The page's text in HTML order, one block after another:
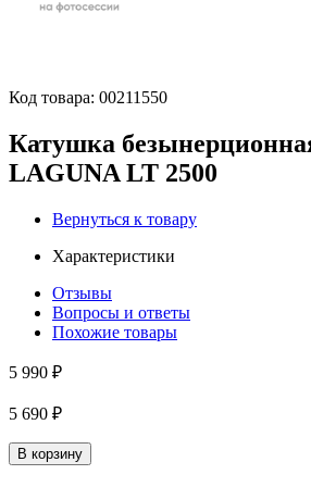
Код товара: 00211550
Катушка
LAGUNA LT 2500
Вернуться к товару
Характеристики
Отзывы
Вопросы и ответы
Похожие товары
5 990 ₽
5 690 ₽
В корзину